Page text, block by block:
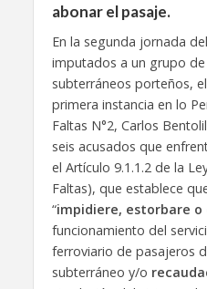
abonar el pasaje.
En la segunda jornada
imputados a un grupo
subterráneos porteños,
primera instancia en lo
Faltas N°2, Carlos
seis acusados que
el Artículo 9.1.1.2 de la
Faltas), que establece
“impidiere, estorbare
funcionamiento del
ferroviario de pasajeros
subterráneo y/o